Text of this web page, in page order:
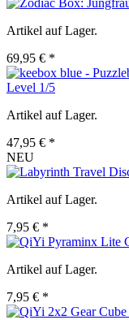
Artikel auf Lager.
69,95 € *
Level 1/5
Artikel auf Lager.
47,95 € *
NEU
Artikel auf Lager.
7,95 € *
Artikel auf Lager.
7,95 € *